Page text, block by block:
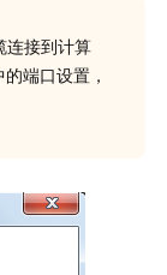
连接到计算
端口设置，